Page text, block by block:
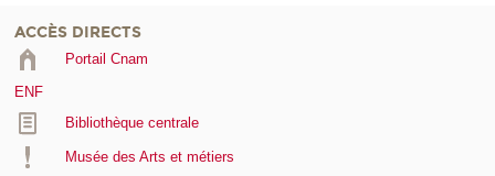
ACCÈS DIRECTS
Portail Cnam
ENF
Bibliothèque centrale
Musée des Arts et métiers